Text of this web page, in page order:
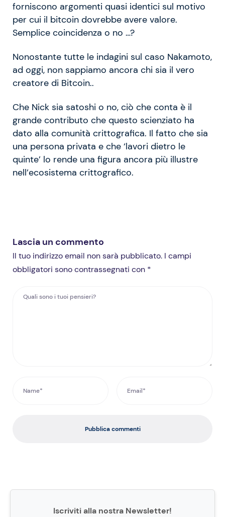
forniscono argomenti quasi identici sul motivo
per cui il bitcoin dovrebbe avere valore.
Semplice coincidenza o no …?
Nonostante tutte le indagini sul caso Nakamoto,
ad oggi, non sappiamo ancora chi sia il vero
creatore di Bitcoin..
Che Nick sia satoshi o no, ciò che conta è il
grande contributo che questo scienziato ha
dato alla comunità crittografica. Il fatto che sia
una persona privata e che ‘lavori dietro le
quinte’ lo rende una figura ancora più illustre
nell’ecosistema crittografico.
Lascia un commento
Il tuo indirizzo email non sarà pubblicato. I campi
obbligatori sono contrassegnati con *
Pubblica commenti
Iscriviti alla nostra Newsletter!